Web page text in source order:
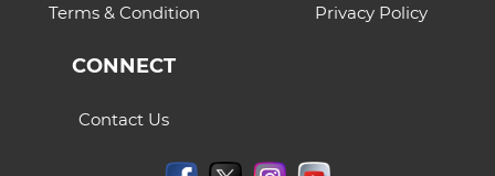
Terms & Condition
Privacy Policy
CONNECT
Contact Us